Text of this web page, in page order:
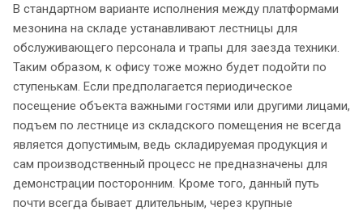
В стандартном варианте исполнения между платформами
мезонина на складе устанавливают лестницы для
обслуживающего персонала и трапы для заезда техники.
Таким образом, к офису тоже можно будет подойти по
ступенькам. Если предполагается периодическое
посещение объекта важными гостями или другими лицами,
подъем по лестнице из складского помещения не всегда
является допустимым, ведь складируемая продукция и
сам производственный процесс не предназначены для
демонстрации посторонним. Кроме того, данный путь
почти всегда бывает длительным, через крупные